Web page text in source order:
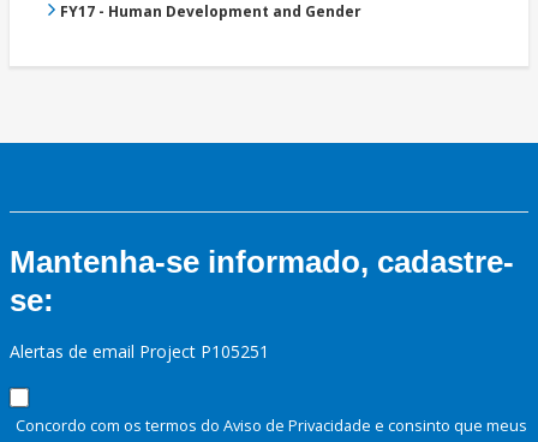
FY17 - Human Development and Gender
Mantenha-se informado, cadastre-
se:
Alertas de email Project P105251
Concordo com os termos do Aviso de Privacidade e consinto que meus